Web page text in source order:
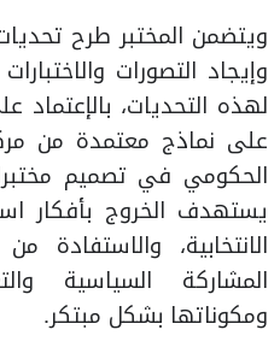
ويتضمن المختبر طرح تحديات
وإيجاد التصورات
لهذه التحديات، بالإعتماد
على نماذج معتمدة من
الحكومي في تصميم
يستهدف الخروج بأفكار
الانتخابية،
المشاركة السياسية
ومكوناتها بشكل مبتكر.